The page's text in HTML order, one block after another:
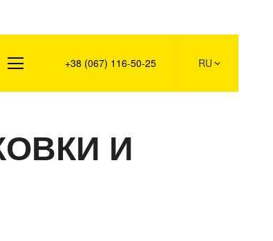
+38 (067) 116-50-25 RU
И